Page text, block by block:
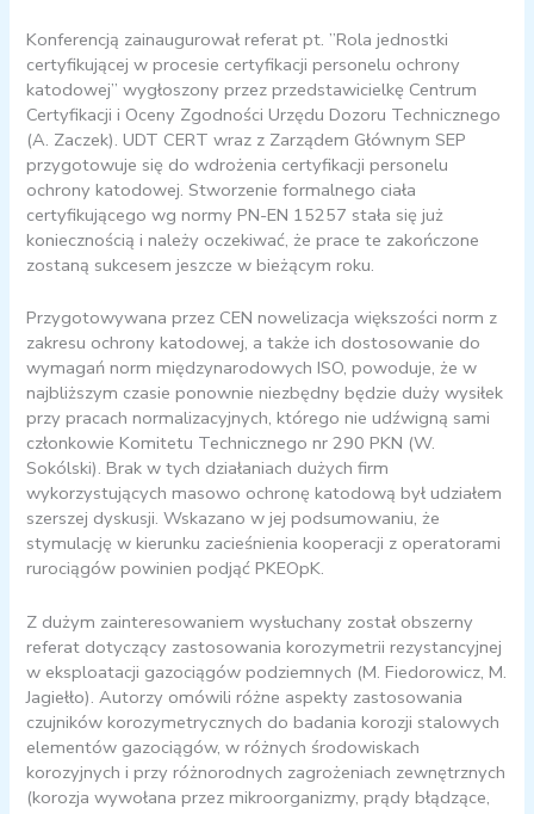
Konferencją zainaugurował referat pt. ”Rola jednostki
certyfikującej w procesie certyfikacji personelu ochrony
katodowej” wygłoszony przez przedstawicielkę Centrum
Certyfikacji i Oceny Zgodności Urzędu Dozoru Technicznego
(A. Zaczek). UDT CERT wraz z Zarządem Głównym SEP
przygotowuje się do wdrożenia certyfikacji personelu
ochrony katodowej. Stworzenie formalnego ciała
certyfikującego wg normy PN-EN 15257 stała się już
koniecznością i należy oczekiwać, że prace te zakończone
zostaną sukcesem jeszcze w bieżącym roku.
Przygotowywana przez CEN nowelizacja większości norm z
zakresu ochrony katodowej, a także ich dostosowanie do
wymagań norm międzynarodowych ISO, powoduje, że w
najbliższym czasie ponownie niezbędny będzie duży wysiłek
przy pracach normalizacyjnych, którego nie udźwigną sami
członkowie Komitetu Technicznego nr 290 PKN (W.
Sokólski). Brak w tych działaniach dużych firm
wykorzystujących masowo ochronę katodową był udziałem
szerszej dyskusji. Wskazano w jej podsumowaniu, że
stymulację w kierunku zacieśnienia kooperacji z operatorami
rurociągów powinien podjąć PKEOpK.
Z dużym zainteresowaniem wysłuchany został obszerny
referat dotyczący zastosowania korozymetrii rezystancyjnej
w eksploatacji gazociągów podziemnych (M. Fiedorowicz, M.
Jagiełło). Autorzy omówili różne aspekty zastosowania
czujników korozymetrycznych do badania korozji stalowych
elementów gazociągów, w różnych środowiskach
korozyjnych i przy różnorodnych zagrożeniach zewnętrznych
(korozja wywołana przez mikroorganizmy, prądy błądzące,